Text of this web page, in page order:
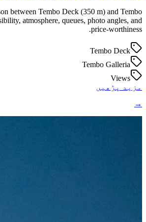
between Tembo Deck (350 m) and Tembo
atmosphere, queues, photo angles, and
price-worthiness.
Tembo Deck
Tembo Galleria
Views
مزید پڑھیں
→